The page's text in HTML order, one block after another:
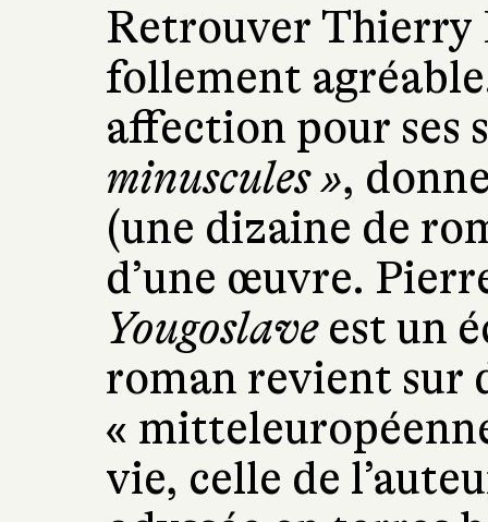
Retrouver Thierry
follement
affection pour ses
minuscules »,
(une dizaine de
d’une œuvre.
Yougoslaveest un
roman revient sur
«
vie, celle de